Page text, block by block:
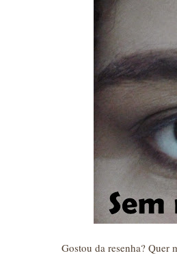
Gostou da resenha? Quer